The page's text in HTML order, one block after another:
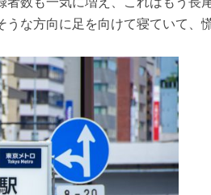
な方向に足を向けて寝ていて、